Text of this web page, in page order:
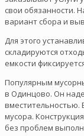
свои обязанности.
вариант сбора и
Для этого
складируются
емкости
Популярным
в Одинцово. Он
вместительностью.
мусора.
без проблем